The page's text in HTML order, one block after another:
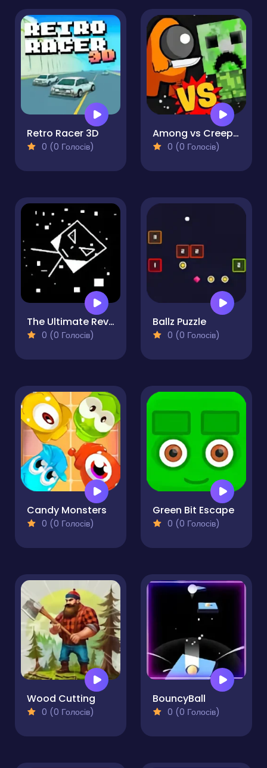
Retro Racer 3D
0 (0 Голосів)
Among vs Creeper
0 (0 Голосів)
The Ultimate Revenger
0 (0 Голосів)
Ballz Puzzle
0 (0 Голосів)
Candy Monsters
0 (0 Голосів)
Green Bit Escape
0 (0 Голосів)
Wood Cutting
0 (0 Голосів)
BouncyBall
0 (0 Голосів)